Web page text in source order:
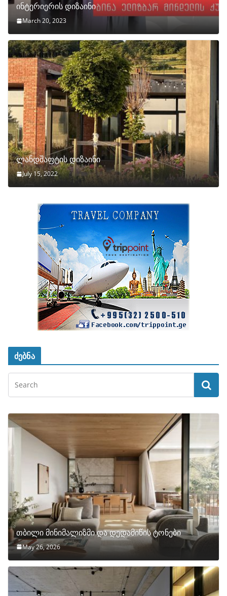
ინტერიერის დიზაინი
March 20, 2023
ლანდშაფტის დიზაინი
July 15, 2022
ძებნა
თბილი მინიმალიზმი და დედამიწის ტონები
May 26, 2026